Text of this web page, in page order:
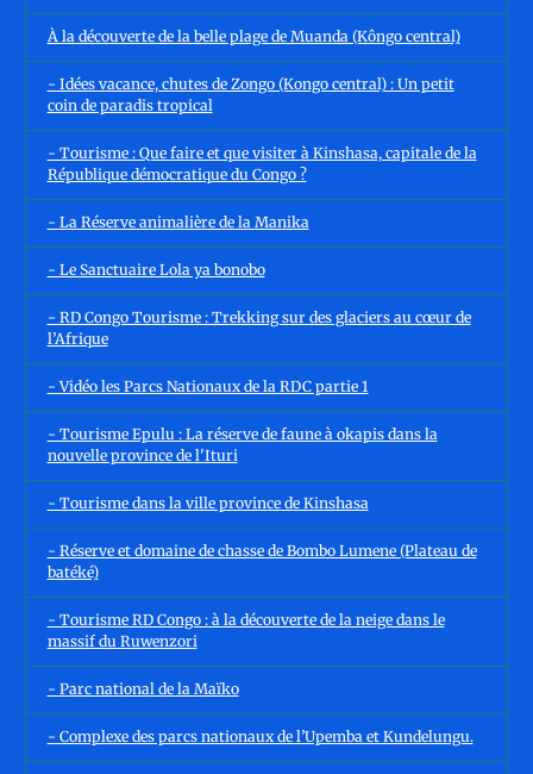
À la découverte de la belle plage de Muanda (Kôngo central)
- Idées vacance, chutes de Zongo (Kongo central) : Un petit
coin de paradis tropical
- Tourisme : Que faire et que visiter à Kinshasa, capitale de la
République démocratique du Congo ?
- La Réserve animalière de la Manika
- Le Sanctuaire Lola ya bonobo
- RD Congo Tourisme : Trekking sur des glaciers au cœur de
l’Afrique
- Vidéo les Parcs Nationaux de la RDC partie 1
- Tourisme Epulu : La réserve de faune à okapis dans la
nouvelle province de l'Ituri
- Tourisme dans la ville province de Kinshasa
- Réserve et domaine de chasse de Bombo Lumene (Plateau de
batéké)
- Tourisme RD Congo : à la découverte de la neige dans le
massif du Ruwenzori
- Parc national de la Maïko
- Complexe des parcs nationaux de l’Upemba et Kundelungu.